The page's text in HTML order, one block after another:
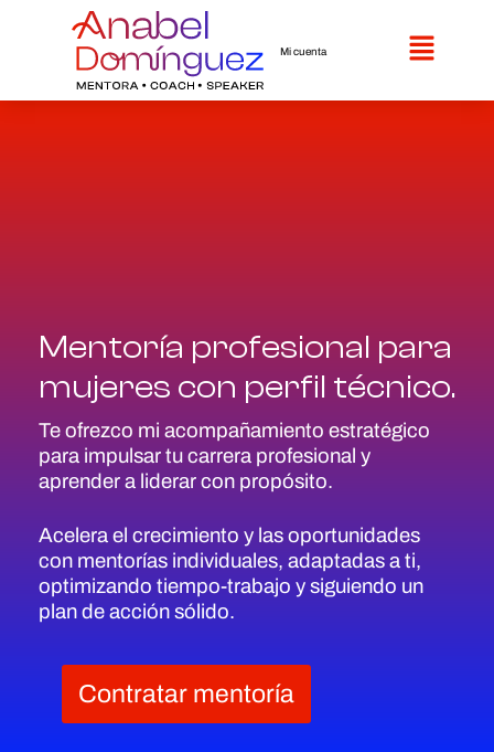
Mi cuenta
Mentoría profesional para
mujeres con perfil técnico.
Te ofrezco mi acompañamiento estratégico
para impulsar tu carrera profesional y
aprender a liderar con propósito.
Acelera el crecimiento y las oportunidades
con mentorías individuales, adaptadas a ti,
optimizando tiempo-trabajo y siguiendo un
plan de acción sólido.
Contratar mentoría